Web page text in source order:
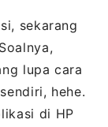
sekarang
lupa cara
hehe.
di HP